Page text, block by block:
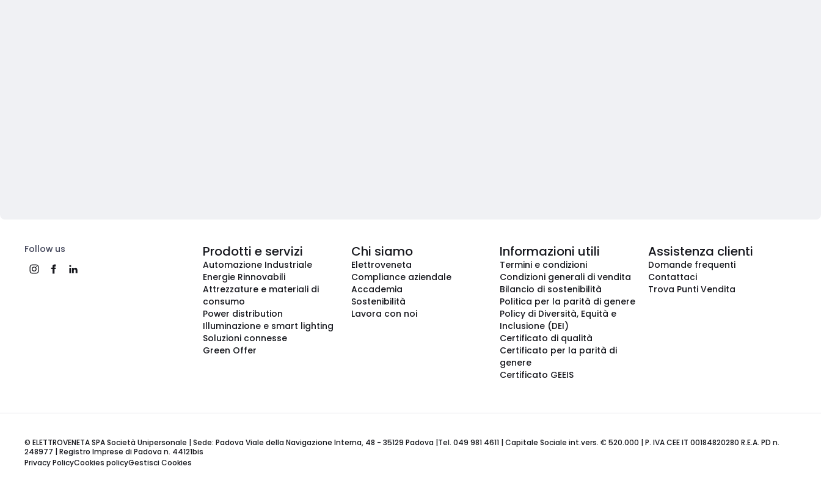
Follow us Prodotti e servizi
Automazione Industriale
Energie Rinnovabili
Attrezzature e materiali di
consumo
Power distribution
Illuminazione e smart lighting
Soluzioni connesse
Green Offer
Chi siamo
Elettroveneta
Compliance aziendale
Accademia
Sostenibilità
Lavora con noi
Informazioni utili
Termini e condizioni
Condizioni generali di vendita
Bilancio di sostenibilità
Politica per la parità di genere
Policy di Diversità, Equità e
Inclusione (DEI)
Certificato di qualità
Certificato per la parità di
genere
Certificato GEEIS
Assistenza clienti
Domande frequenti
Contattaci
Trova Punti Vendita
© ELETTROVENETA SPA Società Unipersonale | Sede: Padova Viale della Navigazione Interna, 48 - 35129 Padova |Tel. 049 981 4611 | Capitale Sociale int.vers. € 520.000 | P. IVA CEE IT 00184820280 R.E.A. PD n.
248977 | Registro Imprese di Padova n. 44121bis
Privacy PolicyCookies policyGestisci Cookies